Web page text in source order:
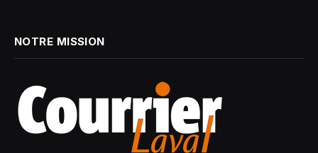
NOTRE MISSION